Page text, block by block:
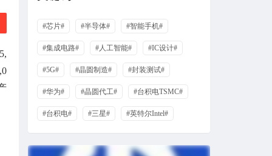
#芯片# #半导体# #智能手机#
#集成电路# #人工智能# #IC设计#
#5G# #晶圆制造# #封装测试#
#华为# #晶圆代工# #台积电TSMC#
#台积电# #三星# #英特尔Intel#